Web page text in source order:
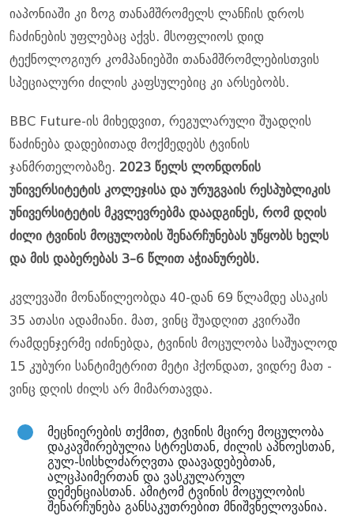
იაპონიაში კი ზოგ თანამშრომელს ლანჩის დროს
ჩაძინების უფლებაც აქვს. მსოფლიოს დიდ
ტექნოლოგიურ კომპანიებში თანამშრომლებისთვის
სპეციალური ძილის კაფსულებიც კი არსებობს.
BBC Future-ის მიხედვით, რეგულარული შუადღის
წაძინება დადებითად მოქმედებს ტვინის
ჯანმრთელობაზე. 2023 წელს ლონდონის
უნივერსიტეტის კოლეჯისა და ურუგვაის რესპუბლიკის
უნივერსიტეტის მკვლევრებმა დაადგინეს, რომ დღის
ძილი ტვინის მოცულობის შენარჩუნებას უწყობს ხელს
და მის დაბერებას 3–6 წლით აჭიანურებს.
კვლევაში მონაწილეობდა 40-დან 69 წლამდე ასაკის
35 ათასი ადამიანი. მათ, ვინც შუადღით კვირაში
რამდენჯერმე იძინებდა, ტვინის მოცულობა საშუალოდ
15 კუბური სანტიმეტრით მეტი ჰქონდათ, ვიდრე მათ -
ვინც დღის ძილს არ მიმართავდა.
მეცნიერების თქმით, ტვინის მცირე მოცულობა
დაკავშირებულია სტრესთან, ძილის აპნოესთან,
გულ-სისხლძარღვთა დაავადებებთან,
ალცჰაიმერთან და ვასკულარულ
დემენციასთან. ამიტომ ტვინის მოცულობის
შენარჩუნება განსაკუთრებით მნიშვნელოვანია.